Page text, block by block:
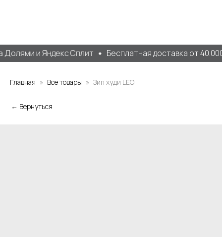
и Яндекс Сплит Бесплатная доставка от
Главная Все товары Зип худи LEO
← Вернуться